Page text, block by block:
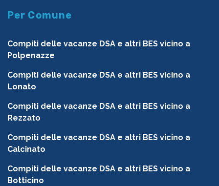
Per Comune
Compiti delle vacanze DSA e altri BES vicino a
Polpenazze
Compiti delle vacanze DSA e altri BES vicino a
Lonato
Compiti delle vacanze DSA e altri BES vicino a
Rezzato
Compiti delle vacanze DSA e altri BES vicino a
Calcinato
Compiti delle vacanze DSA e altri BES vicino a
Botticino